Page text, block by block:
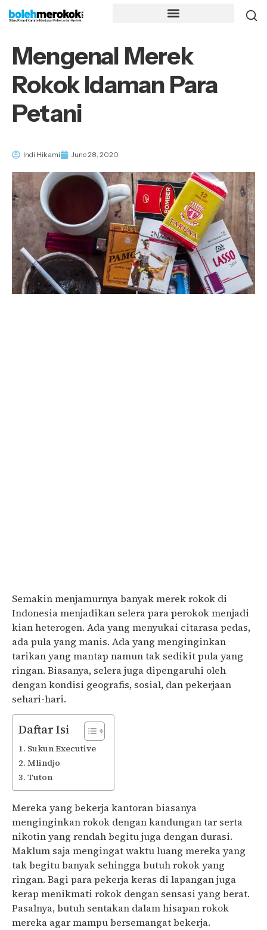
Mengenal Merek
Rokok Idaman Para
Petani
Indi Hikami June 28, 2020
Semakin menjamurnya banyak merek rokok di
Indonesia menjadikan selera para perokok menjadi
kian heterogen. Ada yang menyukai citarasa pedas,
ada pula yang manis. Ada yang menginginkan
tarikan yang mantap namun tak sedikit pula yang
ringan. Biasanya, selera juga dipengaruhi oleh
dengan kondisi geografis, sosial, dan pekerjaan
sehari-hari.
Daftar Isi
Sukun Executive
Mlindjo
Tuton
Mereka yang bekerja kantoran biasanya
menginginkan rokok dengan kandungan tar serta
nikotin yang rendah begitu juga dengan durasi.
Maklum saja mengingat waktu luang mereka yang
tak begitu banyak sehingga butuh rokok yang
ringan. Bagi para pekerja keras di lapangan juga
kerap menikmati rokok dengan sensasi yang berat.
Pasalnya, butuh sentakan dalam hisapan rokok
mereka agar mampu bersemangat bekerja.